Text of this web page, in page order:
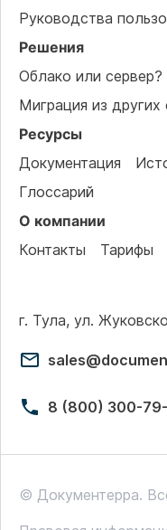
Руководства
Решения
Облако или сервер?
Миграция из других
Ресурсы
Документация
Глоссарий
О компании
Контакты
Тарифы
г. Тула, ул.
8 (800) 300-
© Документерра.